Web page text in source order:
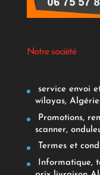
Notre société
service envoi
wilayas,
Promotions,
scanner,
Termes et
Informatique,